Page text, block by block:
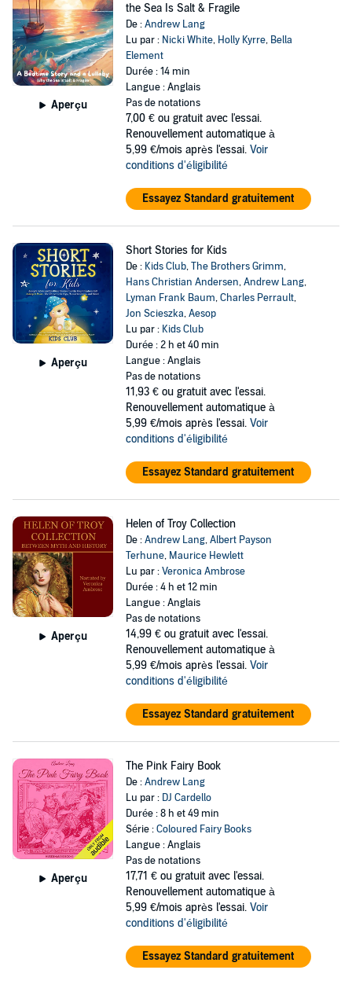
Aperçu
the Sea Is Salt & Fragile
De :Andrew Lang
Lu par : Nicki White, Holly Kyrre, Bella
Element
Durée : 14 min
Langue : Anglais
Pas de notations
7,00 € ou gratuit avec l'essai.
Renouvellement automatique à
5,99 €/mois après l'essai. Voir
conditions d'éligibilité
Essayez Standard gratuitement
Aperçu
Short Stories for Kids
De : Kids Club,The Brothers Grimm,
Hans Christian Andersen,Andrew Lang,
Lyman Frank Baum,Charles Perrault,
Jon Scieszka,Aesop
Lu par : Kids Club
Durée : 2 h et 40 min
Langue : Anglais
Pas de notations
11,93 € ou gratuit avec l'essai.
Renouvellement automatique à
5,99 €/mois après l'essai. Voir
conditions d'éligibilité
Essayez Standard gratuitement
Aperçu
Helen of Troy Collection
De :Andrew Lang,Albert Payson
Terhune, Maurice Hewlett
Lu par :Veronica Ambrose
Durée : 4 h et 12 min
Langue : Anglais
Pas de notations
14,99 € ou gratuit avec l'essai.
Renouvellement automatique à
5,99 €/mois après l'essai. Voir
conditions d'éligibilité
Essayez Standard gratuitement
Aperçu
The Pink Fairy Book
De :Andrew Lang
Lu par : DJ Cardello
Durée : 8 h et 49 min
Série :Coloured Fairy Books
Langue : Anglais
Pas de notations
17,71 € ou gratuit avec l'essai.
Renouvellement automatique à
5,99 €/mois après l'essai. Voir
conditions d'éligibilité
Essayez Standard gratuitement